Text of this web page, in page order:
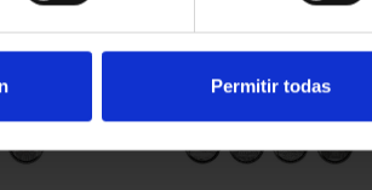
Permitir todas